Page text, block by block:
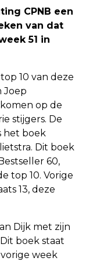
CPNB een
van dat
51 in
10 van deze
Joep
op de
stijgers. De
het boek
Dit boek
60,
top 10. Vorige
13, deze
Dijk met zijn
Dit boek staat
week